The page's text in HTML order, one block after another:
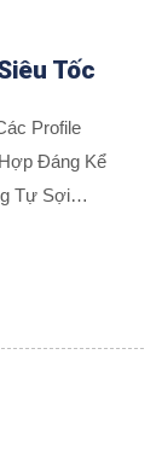
Tốc
Profile
Đáng Kể
Tự Sợi